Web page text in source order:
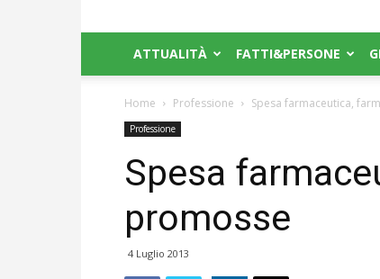
ATTUALITÀ FATTI&PERSONE
Home Professione Spesa farmaceutica,
Professione
Spesa
promosse
4 Luglio 2013